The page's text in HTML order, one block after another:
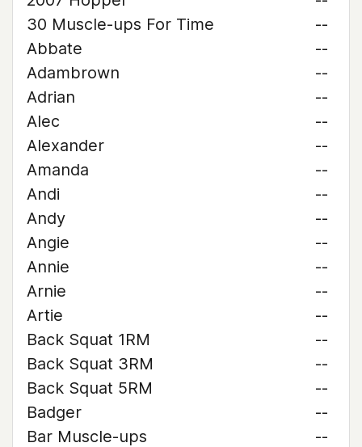
30 Muscle-ups For Time
--
Abbate
--
Adambrown
--
Adrian
--
Alec
--
Alexander
--
Amanda
--
Andi
--
Andy
--
Angie
--
Annie
--
Arnie
--
Artie
--
Back Squat 1RM
--
Back Squat 3RM
--
Back Squat 5RM
--
Badger
--
Bar Muscle-ups
--